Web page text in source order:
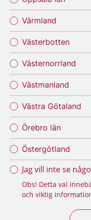
Värmland
Västerbotten
Västernorrland
Västmanland
Västra Götaland
Örebro län
Östergötland
Jag vill inte se
Obs! Detta val
och viktig